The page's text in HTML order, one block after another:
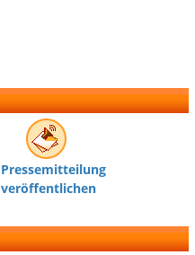
Pressemitteilung
veröffentlichen